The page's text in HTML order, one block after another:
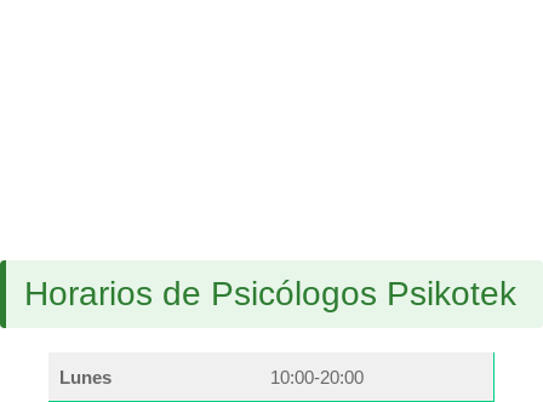
Horarios de Psicólogos Psikotek
Lunes 10:00-20:00